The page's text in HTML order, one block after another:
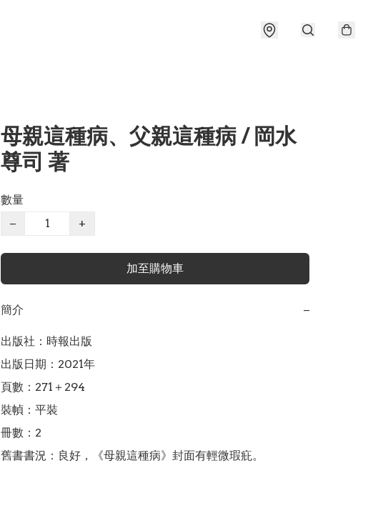
母親這種病、父親這種病 / 岡水
尊司 著
數量
−
+
加至購物車
簡介 −
出版社：時報出版
出版日期：2021年
頁數：271＋294
裝幀：平裝
冊數：2
舊書書況：良好，《母親這種病》封面有輕微瑕疪。